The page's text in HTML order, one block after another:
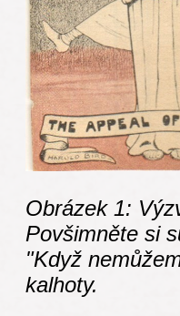
Obrázek 1:
Povšimněte si
"Když
kalhoty.